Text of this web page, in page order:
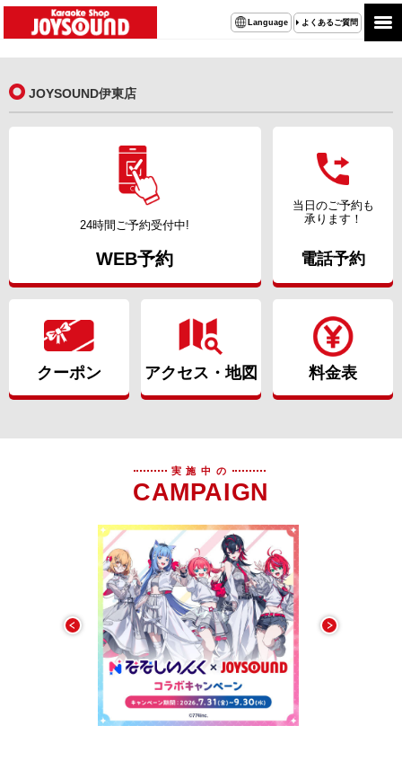
Language よくあるご質問
JOYSOUND伊東店
24時間ご予約受付中!
WEB予約
当日のご予約も
承ります！
電話予約
クーポン アクセス・地図 料金表
実施中の
CAMPAIGN